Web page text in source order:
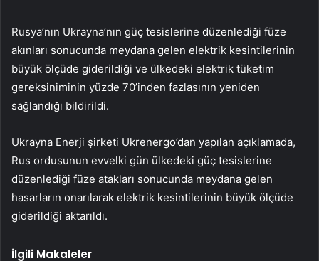
Rusya’nın Ukrayna’nın güç tesislerine düzenlediği füze
akınları sonucunda meydana gelen elektrik kesintilerinin
büyük ölçüde giderildiği ve ülkedeki elektrik tüketim
gereksiniminin yüzde 70’inden fazlasının yeniden
sağlandığı bildirildi.
Ukrayna Enerji şirketi Ukrenergo’dan yapılan açıklamada,
Rus ordusunun evvelki gün ülkedeki güç tesislerine
düzenlediği füze atakları sonucunda meydana gelen
hasarların onarılarak elektrik kesintilerinin büyük ölçüde
giderildiği aktarıldı.
İlgili Makaleler